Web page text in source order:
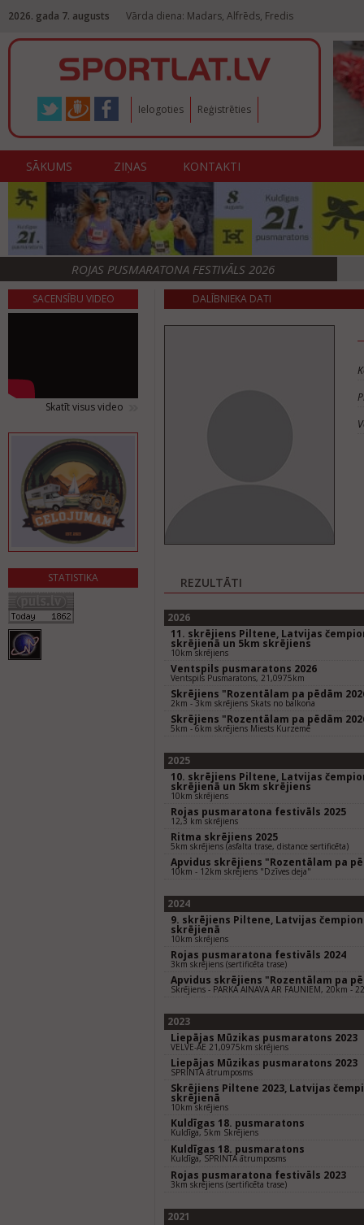
2026. gada 7. augusts Vārda diena: Madars, Alfrēds, Fredis
Ielogoties Reģistrēties
SĀKUMS ZIŅAS KONTAKTI
ROJAS PUSMARATONA FESTIVĀLS 2026
SACENSĪBU VIDEO
Skatīt visus video
STATISTIKA
DALĪBNIEKA DATI
REZULTĀTI
2026
11. skrējiens Piltene, Latvijas
skrējienā un 5km skrējiens
10km skrējiens
Ventspils pusmaratons 2026
Ventspils Pusmaratons, 21,0975km
Skrējiens "Rozentālam pa pēdām
2km - 3km skrējiens Skats no balkona
Skrējiens "Rozentālam pa pēdām
5km - 6km skrējiens Miests Kurzemē
2025
10. skrējiens Piltene, Latvijas
skrējienā un 5km skrējiens
10km skrējiens
Rojas pusmaratona festivāls 2025
12,3 km skrējiens
Ritma skrējiens 2025
5km skrējiens (asfalta trase, distance sertificēta)
Apvidus skrējiens "Rozentālam pa
10km - 12km skrējiens "Dzīves deja"
2024
9. skrējiens Piltene, Latvijas
skrējienā
10km skrējiens
Rojas pusmaratona festivāls 2024
3km skrējiens (sertificēta trase)
Apvidus skrējiens "Rozentālam pa
Skrējiens - PARKA AINAVA AR FAUNIEM, 20km -
2023
Liepājas Mūzikas pusmaratons 2023
VELVE-AE 21,0975km skrējiens
Liepājas Mūzikas pusmaratons 2023
SPRINTA ātrumposms
Skrējiens Piltene 2023, Latvijas
skrējienā
10km skrējiens
Kuldīgas 18. pusmaratons
Kuldīga, 5km Skrējiens
Kuldīgas 18. pusmaratons
Kuldīga, SPRINTA ātrumposms
Rojas pusmaratona festivāls 2023
3km skrējiens (sertificēta trase)
2021